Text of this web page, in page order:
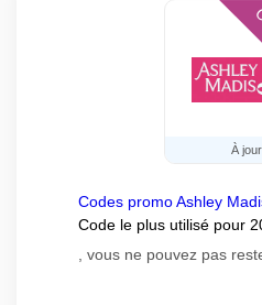
À jour
Codes promo Ashley
Code le plus utilisé pour
, vous ne pouvez pas